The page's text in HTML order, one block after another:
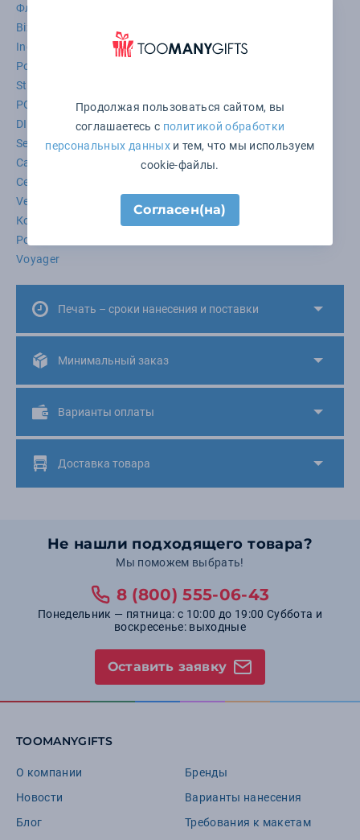
Флешки
Bizzon
Indivo
XD Xclusive
Portobello Зарядные станции
Stride
POWERFOLIO
RIVACASE Sol's HIPER
Urban Vitamin
DIGMA
STARK Brand Charger Picooc Fare
Q jet
Sennheiser
Swiss Peak Teplo ACCESSTYLE
Avenue
Careon
Portobello увлажнители Waterline
Cerruti 1881
Very Marque
Контекст
Portobello Спорт.бутылки
Portobello Настольные часы
Voyager
Печать – сроки нанесения и поставки
Минимальный заказ
Варианты оплаты
Доставка товара
Не нашли подходящего товара?
Мы поможем выбрать!
8 (800) 555-06-43
Понедельник — пятница: с 10:00 до 19:00 Суббота и
воскресенье: выходные
Оставить заявку
TOOMANYGIFTS
О компании
Новости
Блог
Бренды
Варианты нанесения
Требования к макетам
Продолжая пользоваться сайтом, вы
соглашаетесь с политикой обработки
персональных данныхи тем, что мы используем
cookie-файлы.
Согласен(на)